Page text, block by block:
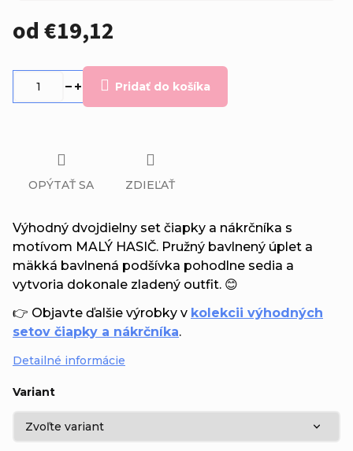
od€19,12
Variant
Pridať do košíka
Výhodný dvojdielny set čiapky a nákrčníka s
motívom MALÝ HASIČ. Pružný bavlnený úplet a
mäkká bavlnená podšívka pohodlne sedia a
vytvoria dokonale zladený outfit. 😊
👉 Objavte ďalšie výrobky v kolekcii výhodných
setov čiapky a nákrčníka.
Detailné informácie
OPÝTAŤ SA ZDIEĽAŤ